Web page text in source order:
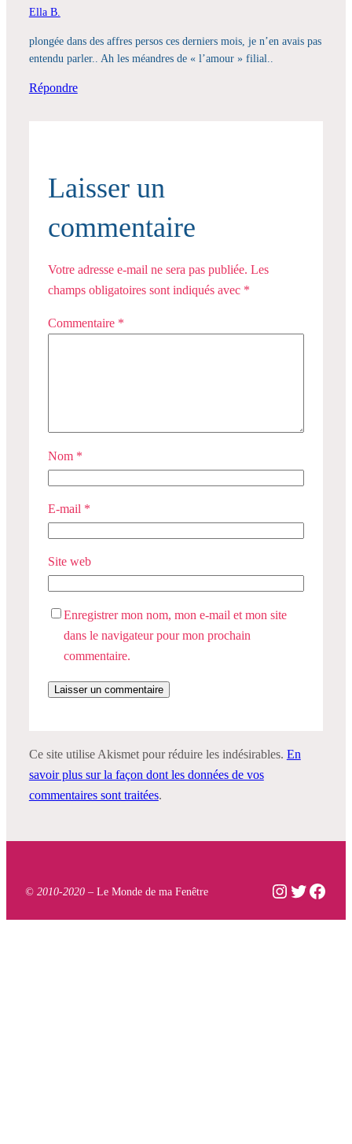
Ella B.
plongée dans des affres persos ces derniers mois, je n’en avais pas
entendu parler.. Ah les méandres de « l’amour » filial..
Répondre
Laisser un
commentaire
Votre adresse e-mail ne sera pas publiée. Les
champs obligatoires sont indiqués avec *
Commentaire *
Nom *
E-mail *
Site web
Enregistrer mon nom, mon e-mail et mon site
dans le navigateur pour mon prochain
commentaire.
Ce site utilise Akismet pour réduire les indésirables. En
savoir plus sur la façon dont les données de vos
commentaires sont traitées.
© 2010-2020 – Le Monde de ma Fenêtre Instagram
Twitter